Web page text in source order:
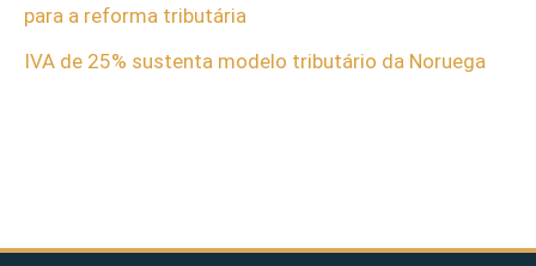
para a reforma tributária
IVA de 25% sustenta modelo tributário da Noruega